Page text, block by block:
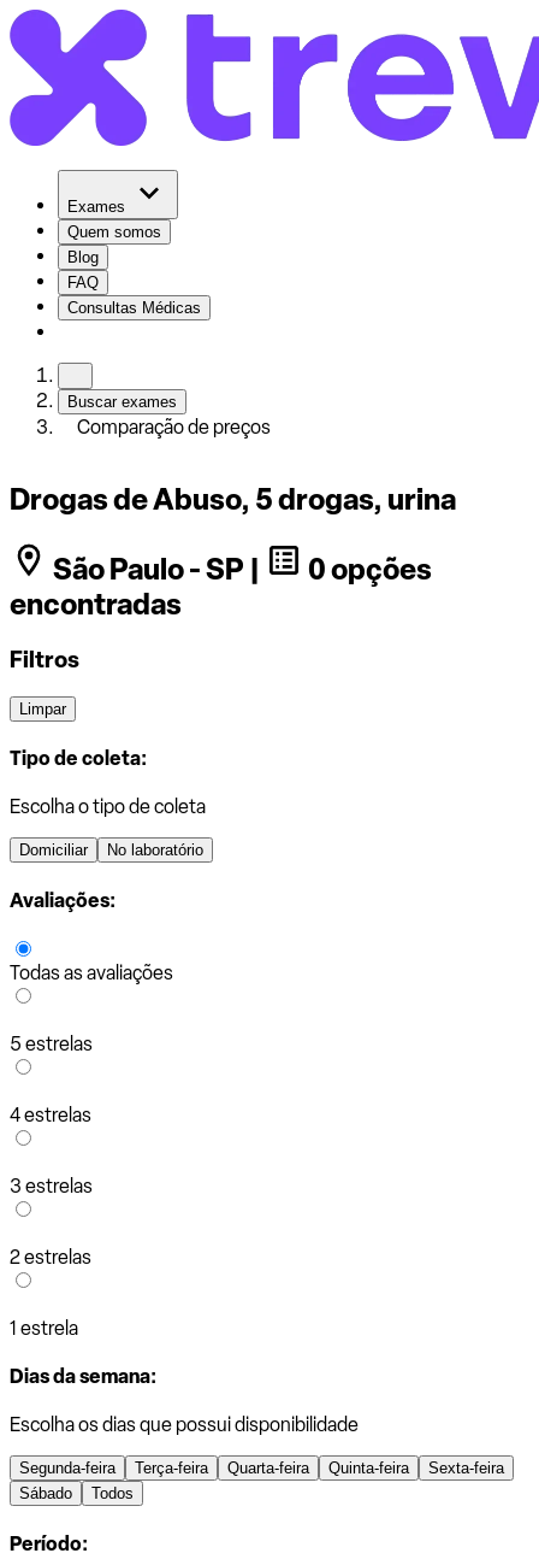
Exames
Quem somos
Blog
FAQ
Consultas Médicas
Buscar exames
Comparação de preços
Drogas de Abuso, 5 drogas, urina
São Paulo - SP |
0 opções
encontradas
Filtros
Limpar
Tipo de coleta:
Escolha o tipo de coleta
Domiciliar No laboratório
Avaliações:
Todas as avaliações
5 estrelas
4 estrelas
3 estrelas
2 estrelas
1 estrela
Dias da semana:
Escolha os dias que possui disponibilidade
Segunda-feira Terça-feira Quarta-feira Quinta-feira
Sexta-feira
Sábado
Todos
Período: